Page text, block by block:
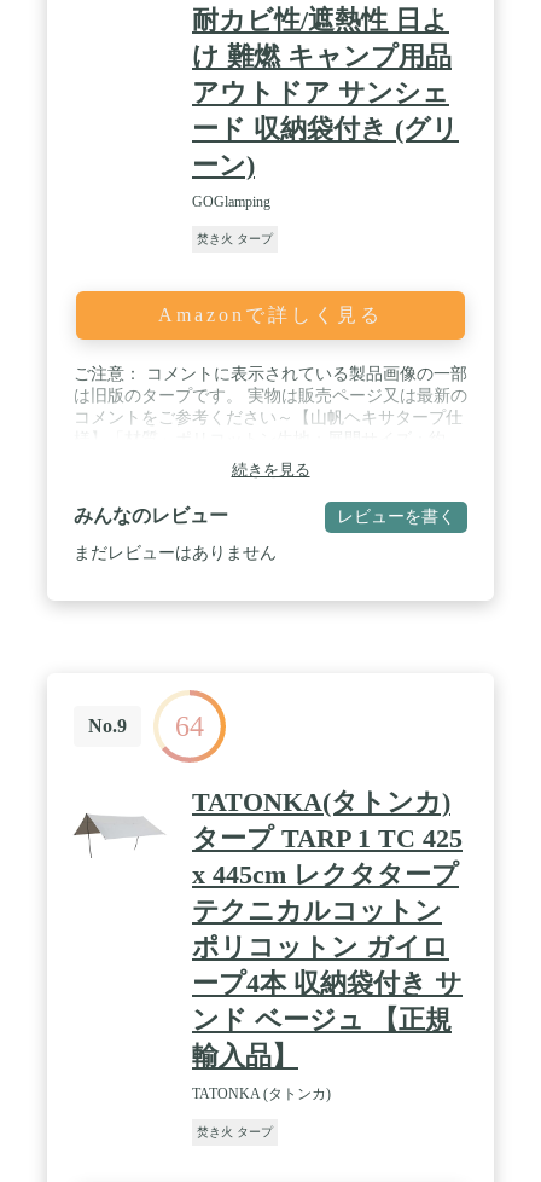
耐カビ性/遮熱性 日よ
け 難燃 キャンプ用品
アウトドア サンシェ
ード 収納袋付き (グリ
ーン)
GOGlamping
焚き火 タープ
Amazonで詳しく見る
ご注意： コメントに表示されている製品画像の一部
は旧版のタープです。 実物は販売ページ又は最新の
コメントをご参考ください～【山帆ヘキサタープ仕
420*410CM；収納サイズ：約45*15*15cm；セット重
量：約2.66kg；耐水圧：500mm 【内容物】タープ本
体×1、自在付きロープ×8本、ペグ×8本、キャリーバ
ッグ×1枚、取扱説明書(日本語)×1枚 【ご注意】本製
品にポールは付属しません。別途を買い求めくださ
【様々な張り方】12箇所ループ＆ハトメが付き、ポ
ールやロープを組み合わせ、様々な張り方を設営で
きます。約420*410CMのサイズで、ソロキャンプに
適用、２-４人のグループキャンプも大活躍です！
専用のキャリーバッグが付き、コンパクトで持ち運
びに便利！キャンプ、ハイキング、登山、ピクニッ
ク、バーベキュー、釣り、運動会、花見など様々な
シーンで大活躍します。 / 【一年中使え】
GOGlamping 焚き火タープはTC生地（コットン35%
＋ポリエステル65%）を採用し、抜群的な耐摩耗性
がありながら難燃性も優れて、火星も防ぐことがで
きます。冬の際は存分に焚き火を楽しみながらゆっ
たりと過ごせます。さらに日差しや紫外線をより効
果的にカットでき、遮光性・断熱性にも優れていて
真夏にも涼しく快適にお過ごせます。 / 【細部にこ
だわったデザイン】難燃タープ本体はTC生地、エッ
ジはオックスフォードで縁取り、色の組み合わせは
上品で目立ちません。2つの対角は収納袋が付い
て、ガイロープを収納できます。タープの尖った角
でき、夜の使用に重宝します。センターラインには
続きを見る
みんなのレビュー レビューを書く
まだレビューはありません
No.9 64
TATONKA(タトンカ)
タープ TARP 1 TC 425
x 445cm レクタタープ
テクニカルコットン
ポリコットン ガイロ
ープ4本 収納袋付き サ
ンド ベージュ 【正規
輸入品】
TATONKA (タトンカ)
焚き火 タープ